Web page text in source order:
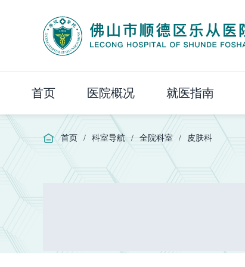
首页 医院概况 就医指南
首页 / 科室导航 / 全院科室 / 皮肤科